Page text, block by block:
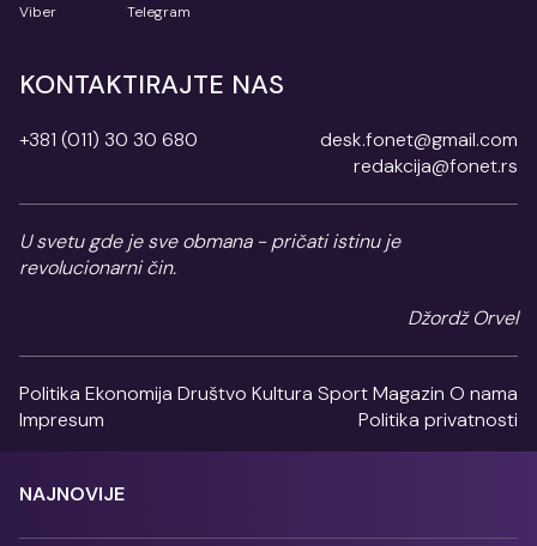
Viber Telegram
KONTAKTIRAJTE NAS
+381 (011) 30 30 680
desk.fonet@gmail.com
redakcija@fonet.rs
U svetu gde je sve obmana - pričati istinu je
revolucionarni čin.
Džordž Orvel
Politika Ekonomija Društvo Kultura SportMagazin O nama
Impresum
Politika privatnosti
NAJNOVIJE